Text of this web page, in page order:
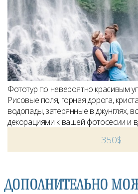
Фототур по невероятно красивым
Рисовые поля, горная дорога,
водопады, затерянные в джунглях,
декорациями к вашей фотосесии и
350$
ДОПОЛНИТЕЛЬНО